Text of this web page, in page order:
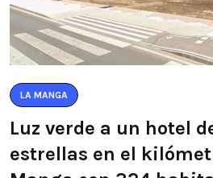
LA MANGA
Luz verde a un hotel
estrellas en el